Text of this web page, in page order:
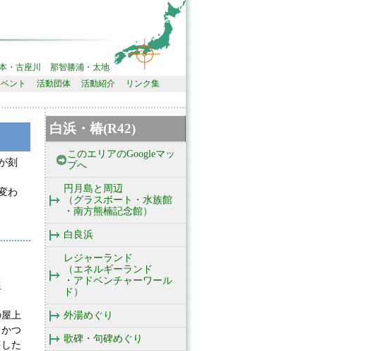
・古座川
那智勝浦・太地
ント 活動団体 活動紹介
リンク集
刻
わ
上
つ
た
白浜・椿(R42)
このエリアのGoogleマッ
プへ
円月島と周辺
（グラスボート・水族館
・南方熊楠記念館）
白良浜
レジャーランド
（エネルギーランド
・アドベンチャーワール
ド）
外湯めぐり
歌碑・句碑めぐり